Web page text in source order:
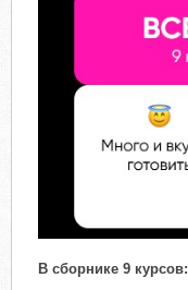
В сборнике 9 курсов: